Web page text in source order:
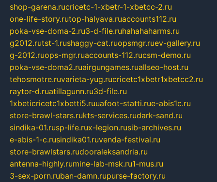
shop-garena.rucricetc-1-xbetr-1-xbetcc-2.ru
one-life-story.rutop-halyava.ruaccounts112.ru
poka-vse-doma-2.ru3-d-file.ruhahahaharms.ru
g2012.rutst-1.rushaggy-cat.ruopsmgr.ruev-gallery.ru
g-2012.ruops-mgr.ruaccounts-112.rucsm-demo.ru
poka-vse-doma2.ruairgungames.ruallseo-host.ru
tehosmotre.ruvarieta-yug.rucricetc1xbetr1xbetcc2.ru
raytor-d.ruatillagunn.ru3d-file.ru
1xbeticricetc1xbetti5.ruuafoot-statti.rue-abis1c.ru
store-brawl-stars.rukts-services.rudark-sand.ru
sindika-01.rusp-life.rux-legion.rusib-archives.ru
e-abis-1-c.rusindika01.ruvenda-festival.ru
store-brawlstars.rudooraleksandria.ru
antenna-highly.rumine-lab-msk.ru1-mus.ru
3-sex-porn.ruban-damn.rupurse-factory.ru